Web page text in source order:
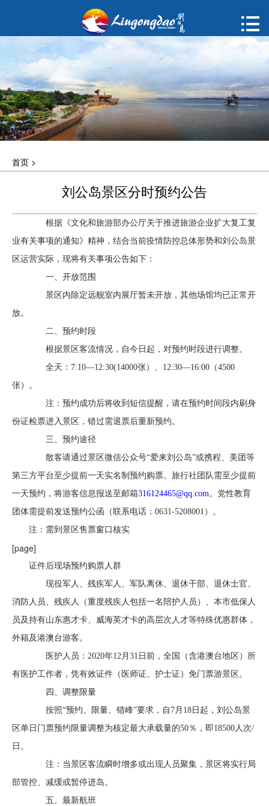
概况
动态
指南
建议
한국어

首页 >
刘公岛景区分时预约公告
根据《文化和旅游部办公厅关于推进旅游企业扩大复工复
业有关事项的通知》精神，结合当前疫情防控总体形势和刘公岛景
区运营实际，现将有关事项公告如下：
一、开放范围
景区内除定远舰室内展厅暂未开放，其他场馆均已正常开
放。
二、预约时段
根据景区客流情况，自今日起，对预约时段进行调整。
全天：7:10—12:30(14000张）、12:30—16:00（4500
张）。
注：预约成功后将收到短信提醒，请在预约时间段内刷身
份证检票进入景区，错过需退票后重新预约。
三、预约途径
散客请通过景区微信公众号“爱来刘公岛”或携程、美团等
第三方平台至少提前一天实名制预约购票。旅行社团队需至少提前
一天预约，将游客信息报送至邮箱316124465@qq.com。党性教育
团体需提前发送预约公函（联系电话：0631-5208001）。
注：需到景区售票窗口核实
[page]
证件后现场预约购票人群
现役军人、残疾军人、军队离休、退休干部、退休士官、
消防人员、残疾人（重度残疾人包括一名陪护人员）、本市低保人
员及持有山东惠才卡、威海英才卡的高层次人才等特殊优惠群体，
外籍及港澳台游客。
医护人员：2020年12月31日前，全国（含港澳台地区）所
有医护工作者，凭有效证件（医师证、护士证）免门票游景区。
四、调整限量
按照“预约、限量、错峰”要求，自7月18日起，刘公岛景
区单日门票预约限量调整为核定最大承载量的50％，即18500人次/
日。
注：当景区客流瞬时增多或出现人员聚集，景区将实行局
部管控、减缓或暂停进岛。
五、最新航班